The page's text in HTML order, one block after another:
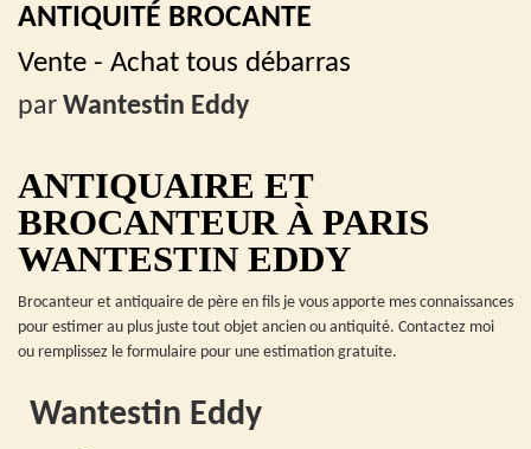
ANTIQUITÉ BROCANTE
Vente - Achat tous débarras
par Wantestin Eddy
ANTIQUAIRE ET
BROCANTEUR À PARIS
WANTESTIN EDDY
Brocanteur et antiquaire de père en fils je vous apporte mes connaissances
pour estimer au plus juste tout objet ancien ou antiquité. Contactez moi
ou remplissez le formulaire pour une estimation gratuite.
Wantestin Eddy